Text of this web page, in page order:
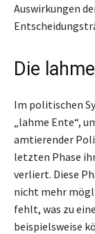
Auswirkungen
Die
Im politischen
„lahme Ente“,
amtierender
letzten Phase
verliert. Diese
nicht mehr
fehlt, was zu
beispielsweise